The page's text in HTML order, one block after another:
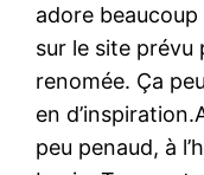
adore
sur le site prévu
renomée. Ça
en
peu penaud, à